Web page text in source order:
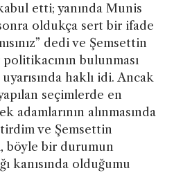
etti; yanında Munis
oldukça sert bir ifade
dedi ve Şemsettin
bulunması
haklı idi. Ancak
seçimlerde en
adamlarının alınmasında
ve Şemsettin
böyle bir durumun
kanısında olduğumu